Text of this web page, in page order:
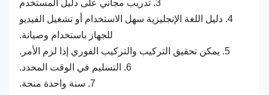
4. دليل اللغة الإنجليزية سهل الاستخدام أو تشغيل الفيديو
للجهاز باستخدام وصيانة.